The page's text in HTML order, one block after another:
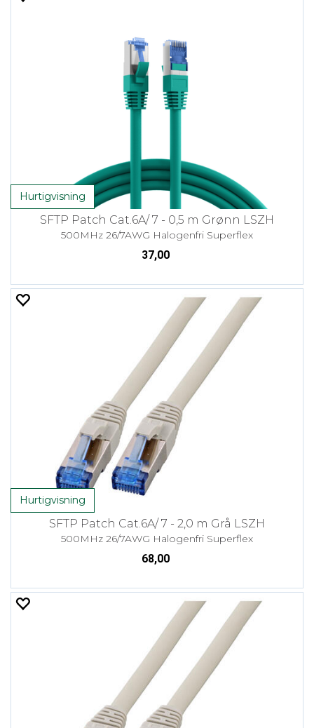
Hurtigvisning
SFTP Patch Cat.6A/ 7 - 0,5 m Grønn LSZH
500MHz 26/7AWG Halogenfri Superflex
37,00
Hurtigvisning
SFTP Patch Cat.6A/ 7 - 2,0 m Grå LSZH
500MHz 26/7AWG Halogenfri Superflex
68,00